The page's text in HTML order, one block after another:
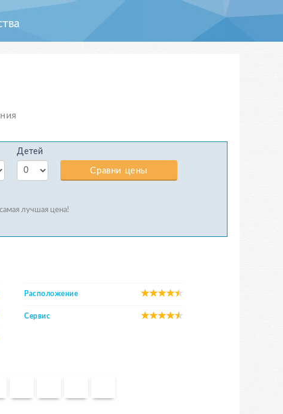
Детей
Сравни цены
самая лучшая цена!
Расположение
Сервис